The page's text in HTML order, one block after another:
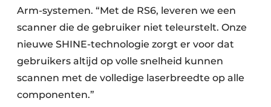
Arm-systemen. “Met de RS6, leveren we een
scanner die de gebruiker niet teleurstelt. Onze
nieuwe SHINE-technologie zorgt er voor dat
gebruikers altijd op volle snelheid kunnen
scannen met de volledige laserbreedte op alle
componenten.”